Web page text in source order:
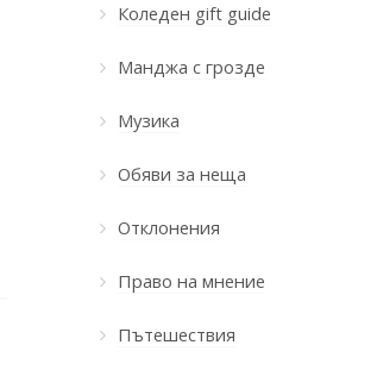
Коледен gift guide
Манджа с грозде
Музика
Обяви за неща
Отклонения
Право на мнение
Пътешествия